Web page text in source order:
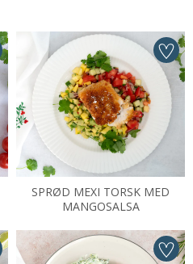
SPRØD MEXI TORSK MED
MANGOSALSA